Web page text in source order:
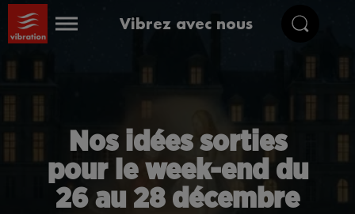
Vibrez avec nous
Nos idées sorties
pour le week-end du
26 au 28 décembre